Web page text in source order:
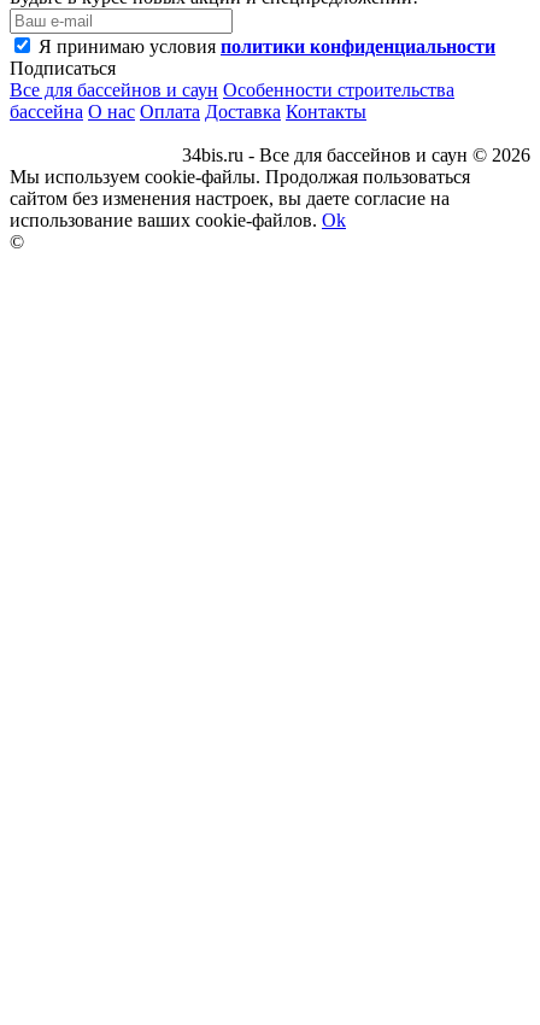
Я принимаю условия политики конфиденциальности
Подписаться
Все для бассейнов и саун Особенности строительства
бассейна О нас Оплата Доставка Контакты
34bis.ru - Все для бассейнов и саун © 2026
Мы используем cookie-файлы. Продолжая пользоваться
сайтом без изменения настроек, вы даете согласие на
использование ваших cookie-файлов. Ok
©